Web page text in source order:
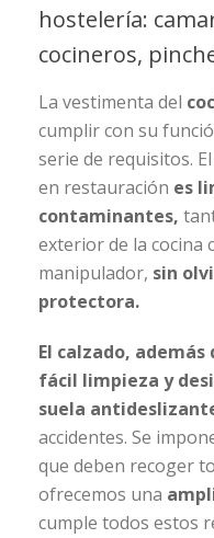
hostelería:
cocineros,
La vestimenta del
cumplir con su
serie de requisitos.
en restauración es
contaminantes,
exterior de la cocina
manipulador, sin
protectora.
El calzado, además
fácil limpieza y
suela
accidentes. Se
que deben recoger
ofrecemos una
cumple todos estos